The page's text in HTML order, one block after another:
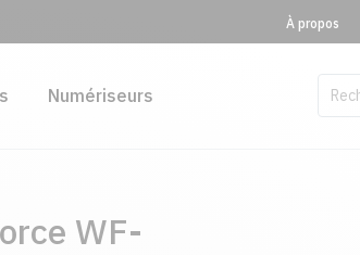
À propos
Numériseurs
WF-